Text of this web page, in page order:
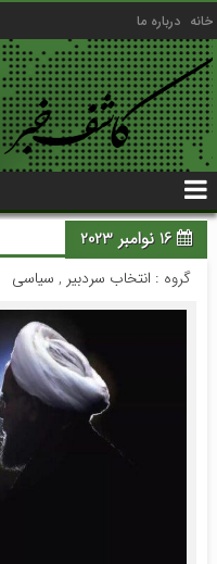
خانه درباره ما
16 نوامبر 2023
گروه : انتخاب سردبیر , سیاسی